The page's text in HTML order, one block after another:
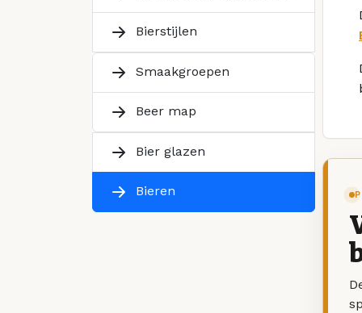
Bierstijlen
Smaakgroepen
Beer map
Bier glazen
Bieren